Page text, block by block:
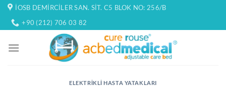
İçeriğe
atla
İOSB DEMIRCILER SAN. SIT. C5 BLOK NO: 256/B
+90 (212) 706 03 82
ELEKTRIKLI HASTA YATAKLARI